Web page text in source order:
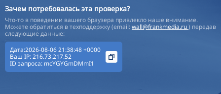
Зачем потребовалась эта проверка?
Что-то в поведении вашего браузера привлекло наше внимание.
Можете обратиться в техподдержку (email:wall@frankmedia.ru) передав
следующие данные:
Дата:2026-08-06 21:38:48 +0000
Ваш IP:216.73.217.52
ID запроса: mcYGYGmDMmI1